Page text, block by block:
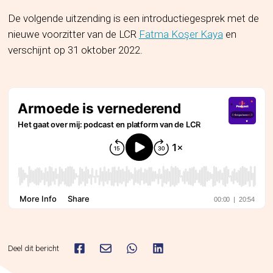
De volgende uitzending is een introductiegesprek met de
nieuwe voorzitter van de LCR Fatma Koşer Kayaen
verschijnt op 31 oktober 2022.
Deel dit bericht